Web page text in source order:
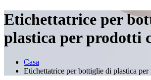
Etichettatrice per
plastica per prodotti
Casa
Etichettatrice per bottiglie di plastica